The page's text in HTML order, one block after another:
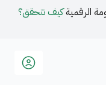
الرقميةكيف تتحقق؟